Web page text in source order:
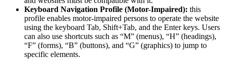
Keyboard Navigation Profile (Motor-Impaired): this
profile enables motor-impaired persons to operate the website
using the keyboard Tab, Shift+Tab, and the Enter keys. Users
can also use shortcuts such as “M” (menus), “H” (headings),
“F” (forms), “B” (buttons), and “G” (graphics) to jump to
specific elements.